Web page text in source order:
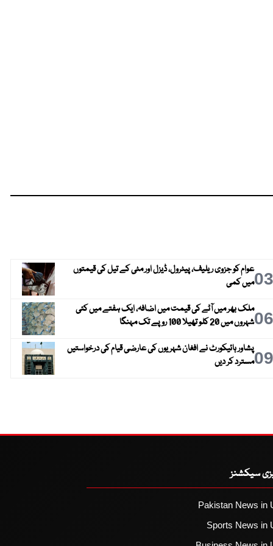
03عوام کو جزوی ریلیف، پیٹرول، ڈیزل اور مٹی کے تیل کی قیمتوں
میں کمی
06ملک بھر میں آٹے کی قیمت میں اضافہ، ایک ہفتے میں کئی
شہروں میں 20 کلو تھیلا 100 روپے تک مہنگا
09پشاور ہائیکورٹ نے افغان شہریوں کی عارضی قیام کی درخواستیں
مسترد کر دیں
سیکشنز
Pakistan News in
Sports News in